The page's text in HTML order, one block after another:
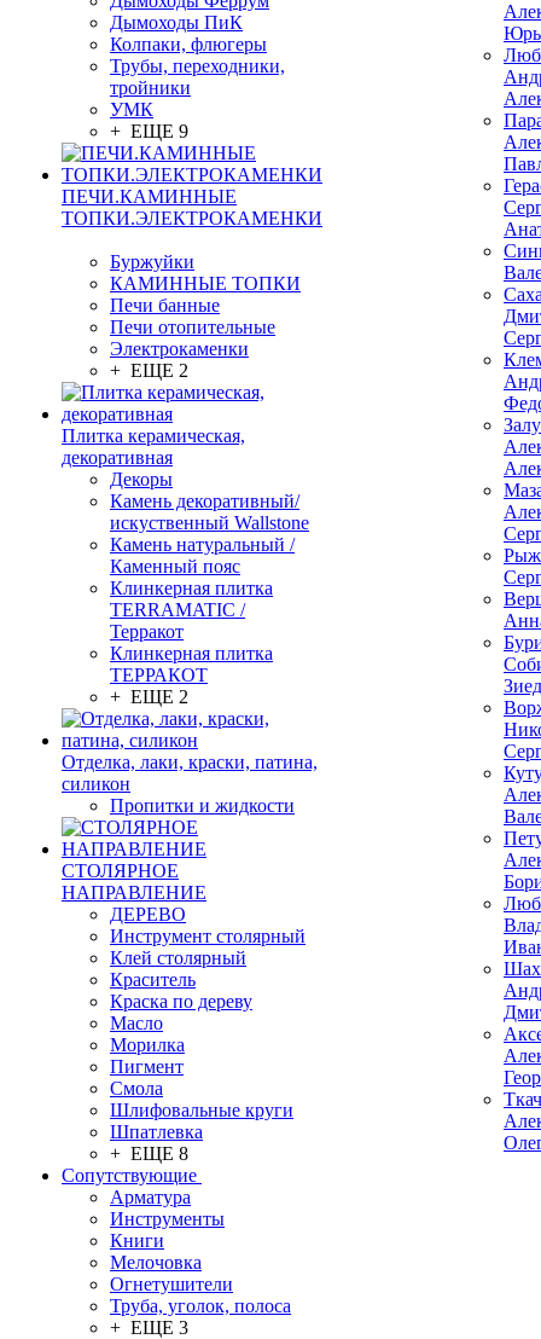
Дымоходы ПиК
Колпаки, флюгеры
Трубы, переходники,
тройники
УМК
+ ЕЩЕ 9
ПЕЧИ.КАМИННЫЕ
ТОПКИ.ЭЛЕКТРОКАМЕНКИ
Буржуйки
КАМИННЫЕ ТОПКИ
Печи банные
Печи отопительные
Электрокаменки
+ ЕЩЕ 2
Плитка керамическая,
декоративная
Декоры
Камень декоративный/
искуственный Wallstone
Камень натуральный /
Каменный пояс
Клинкерная плитка
TERRAMATIC /
Терракот
Клинкерная плитка
ТЕРРАКОТ
+ ЕЩЕ 2
Отделка, лаки, краски, патина,
силикон
Пропитки и жидкости
СТОЛЯРНОЕ
НАПРАВЛЕНИЕ
ДЕРЕВО
Инструмент столярный
Клей столярный
Краситель
Краска по дереву
Масло
Морилка
Пигмент
Смола
Шлифовальные круги
Шпатлевка
+ ЕЩЕ 8
Сопутствующие
Арматура
Инструменты
Книги
Мелочовка
Огнетушители
Труба, уголок, полоса
+ ЕЩЕ 3